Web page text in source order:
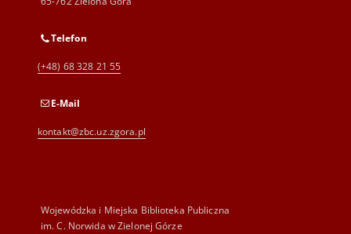
Telefon
(+48) 68 328 21 55
E-Mail
kontakt@zbc.uz.zgora.pl
Wojewódzka i Miejska Biblioteka Publiczna
im. C. Norwida w Zielonej Górze